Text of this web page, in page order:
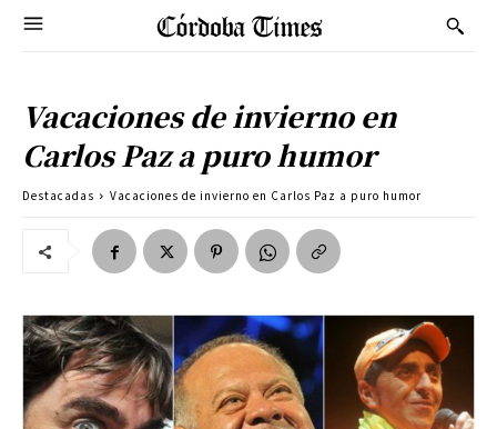
Vacaciones de invierno en
Carlos Paz a puro humor
Destacadas Vacaciones de invierno en Carlos Paz a puro humor